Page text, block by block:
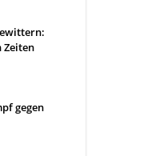
Zeiten
gegen